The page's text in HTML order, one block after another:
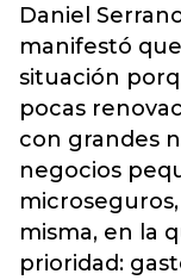
Daniel
manifestó
situación
pocas
con grandes
negocios
misma, en la
prioridad: